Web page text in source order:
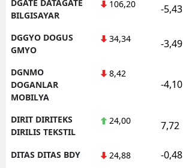
DGATE DATAGATE
BILGISAYAR
106,20 -5,43
DGGYO DOGUS
GMYO
34,34 -3,49
DGNMO
DOGANLAR
MOBILYA
8,42
-4,10
DIRIT DIRITEKS
DIRILIS TEKSTIL
24,00 7,72
DITAS DITAS BDY 24,88 -0,48